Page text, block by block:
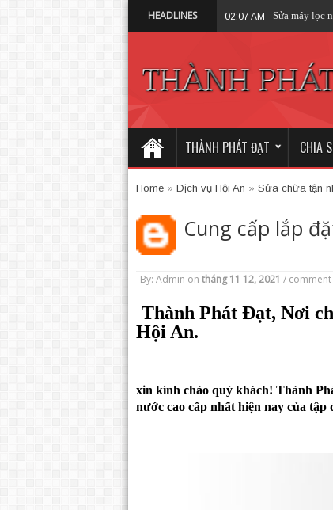
HEADLINES 02:07 AM Sửa máy lọc
THÀNH PHÁT ĐẠT CHIA
Home » Dịch vụ Hội An » Sửa chữa tận
Cung cấp lắp
By: Admin on tháng 11 12, 2021 / comment
Thành Phát Đạt, Nơi
Hội An.
xin kính chào quý khách! Thành
nước cao cấp nhất hiện nay của